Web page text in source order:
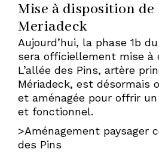
Mise à disposition de
Meriadeck
Aujourd’hui, la phase 1b
sera officiellement mise à
L’allée des Pins, artère
Mériadeck, est désormais
et aménagée pour offrir
et fonctionnel.
>Aménagement paysager
des Pins